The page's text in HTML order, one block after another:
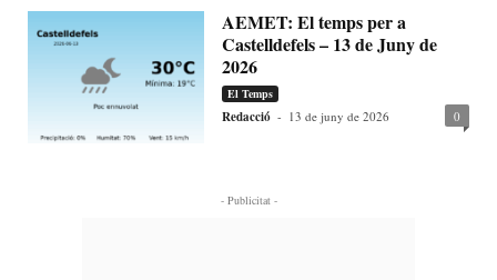
AEMET: El temps per a
Castelldefels – 13 de Juny de
2026
El Temps
Redacció - 13 de juny de 2026 0
- Publicitat -